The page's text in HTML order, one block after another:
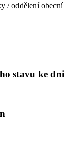
/ oddělení obecní
stavu ke dni